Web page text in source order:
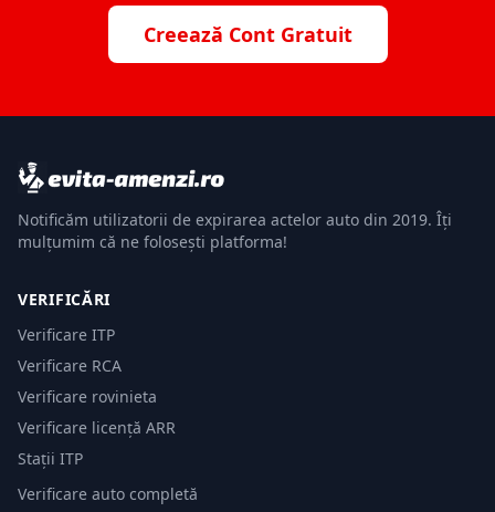
Creează Cont Gratuit
Notificăm utilizatorii de expirarea actelor auto din 2019. Îți
mulțumim că ne folosești platforma!
VERIFICĂRI
Verificare ITP
Verificare RCA
Verificare rovinieta
Verificare licență ARR
Stații ITP
Verificare auto completă